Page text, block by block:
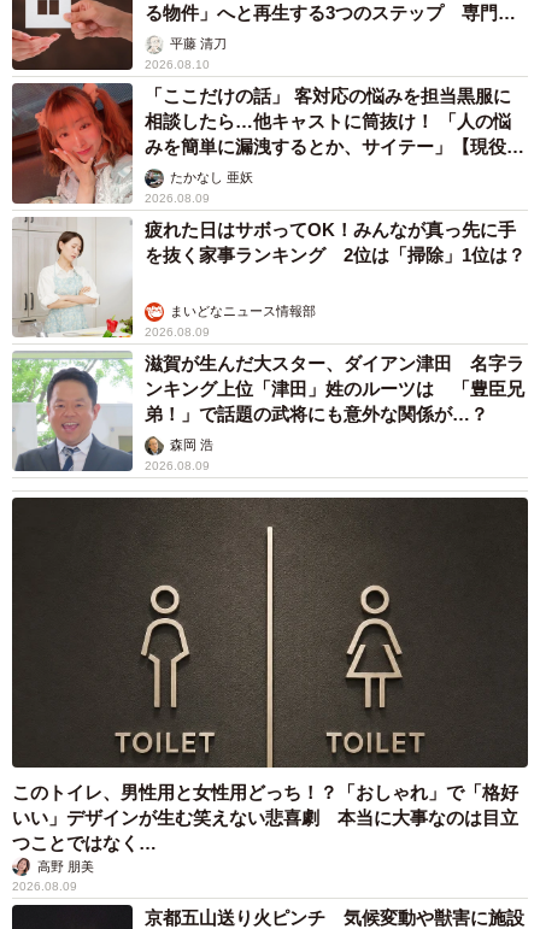
る物件」へと再生する3つのステップ 専門家
が解説平藤 清刀
2026.08.10
「ここだけの話」 客対応の悩みを担当黒服に
相談したら…他キャストに筒抜け！ 「人の悩
みを簡単に漏洩するとか、サイテー」【現役キ
ャストに取材】
たかなし 亜妖
2026.08.09
疲れた日はサボってOK！みんなが真っ先に手
を抜く家事ランキング 2位は「掃除」1位は？
まいどなニュース情報部
2026.08.09
滋賀が生んだ大スター、ダイアン津田 名字ラ
ンキング上位「津田」姓のルーツは 「豊臣兄
弟！」で話題の武将にも意外な関係が…？
森岡 浩
2026.08.09
このトイレ、男性用と女性用どっち！？「おしゃれ」で「格好
いい」デザインが生む笑えない悲喜劇 本当に大事なのは目立
つことではなく…
高野 朋美
2026.08.09
京都五山送り火ピンチ 気候変動や獣害に施設